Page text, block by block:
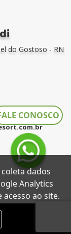
do Gostoso - RN
CONOSCO
dados
Analytics
ao site.